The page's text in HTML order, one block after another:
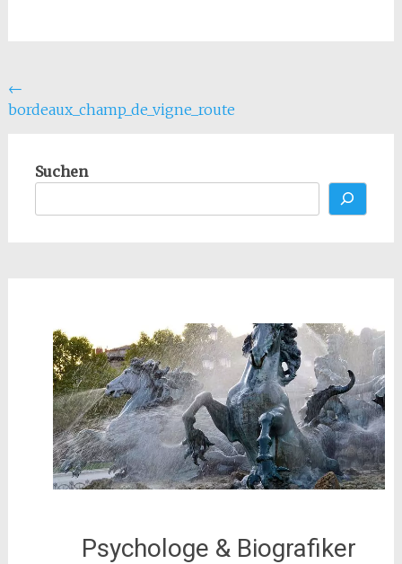
Beitragsnavigation
←
bordeaux_champ_de_vigne_route
Suchen
Psychologe & Biografiker